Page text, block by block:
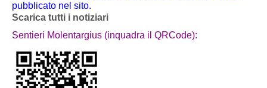
pubblicato nel sito.
Scarica tutti i notiziari
Sentieri Molentargius (inquadra il QRCode):